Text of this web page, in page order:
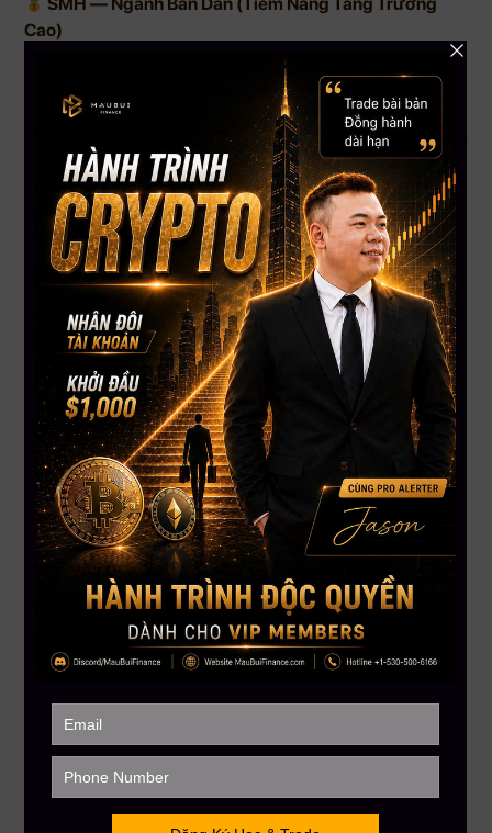
Cao)
Kết quả ước tính: $185,000 | CAGR ~25%/năm
Đây là con số gây sốc nhất: $185,000 từ $36,000 tiền gốc
— gấp hơn 5 lần.
SMH theo dõi các công ty bán dẫn hàng đầu thế giới: NVIDIA,
TSMC, ASML, Broadcom, Qualcomm… Chip bán dẫn là “dầu
mỏ của thế kỷ 21” — không có chip, không có AI, không có xe
điện, không có data center, không có điện thoại thông minh.
Giai đoạn 2016–2026, đặc biệt từ 2022 đến nay khi AI bùng
nổ, SMH tăng trưởng vượt trội so với mọi chỉ số thông
thường. NVIDIA một mình đóng góp phần lớn vào con số ấn
tượng này.
Phù hợp với ai? Người có khẩu vị rủi ro cao, hiểu chu kỳ ngành
bán dẫn, sẵn sàng chịu đựng biến động mạnh (SMH có thể
giảm 40–50% trong bear market) để đổi lấy tiềm năng tăng
trưởng vượt trội.
Lưu ý quan trọng: SMH tập trung vào một ngành duy nhất
— rủi ro cao hơn đáng kể so với VOO hay VTI. Đây không
phải lựa chọn cho người mới bắt đầu hoặc người không thể
chịu đựng tâm lý khi tài khoản giảm mạnh.
Bài Học Quan Trọng Nhất
1. Thời gian quan trọng hơn số tiền
$300/tháng không phải con số lớn. Nhưng 10 năm kiên trì
mới là thứ tạo ra sự khác biệt. Người bắt đầu sớm hơn 5 năm
luôn có lợi thế lớn hơn người bắt đầu với số tiền gấp đôi
2. Đều đặn đánh bại “thông minh”
Nhiều nhà đầu tư thua lỗ không phải vì chọn sai ETF — mà vì
mua vào rồi bán ra sai thời điểm. DCA (Dollar-Cost Averaging
— đầu tư đều đặn theo định kỳ) loại bỏ cảm xúc ra khỏi quyết
định đầu tư. Bạn mua nhiều hơn khi thị trường rẻ, ít hơn khi đắt